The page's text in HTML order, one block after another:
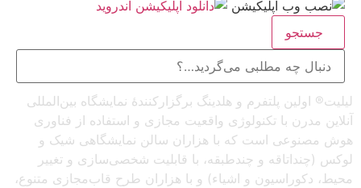
جستجو
لیلیت® اولین پلتفرم و هلدینگ برگزارکنندهٔ نمایشگاه بین‌المللی
آنلاین مدرن با تکنولوژی واقعیت مجازی و استفاده از فناوری
هوش مصنوعی است که با هزاران سالن نمایشگاهی شیک و
لوکس (چنداتاقه و چندطبقه، با قابلیت شخصی‌سازی و تغییر
محیط، دکوراسیون و اشیاء) و با هزاران طرح قاب‌مجازی متنوع،